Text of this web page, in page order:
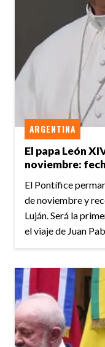
El papa León
noviembre:
ARGENTINA
El Pontífice
de noviembre y
Luján. Será la
el viaje de Juan